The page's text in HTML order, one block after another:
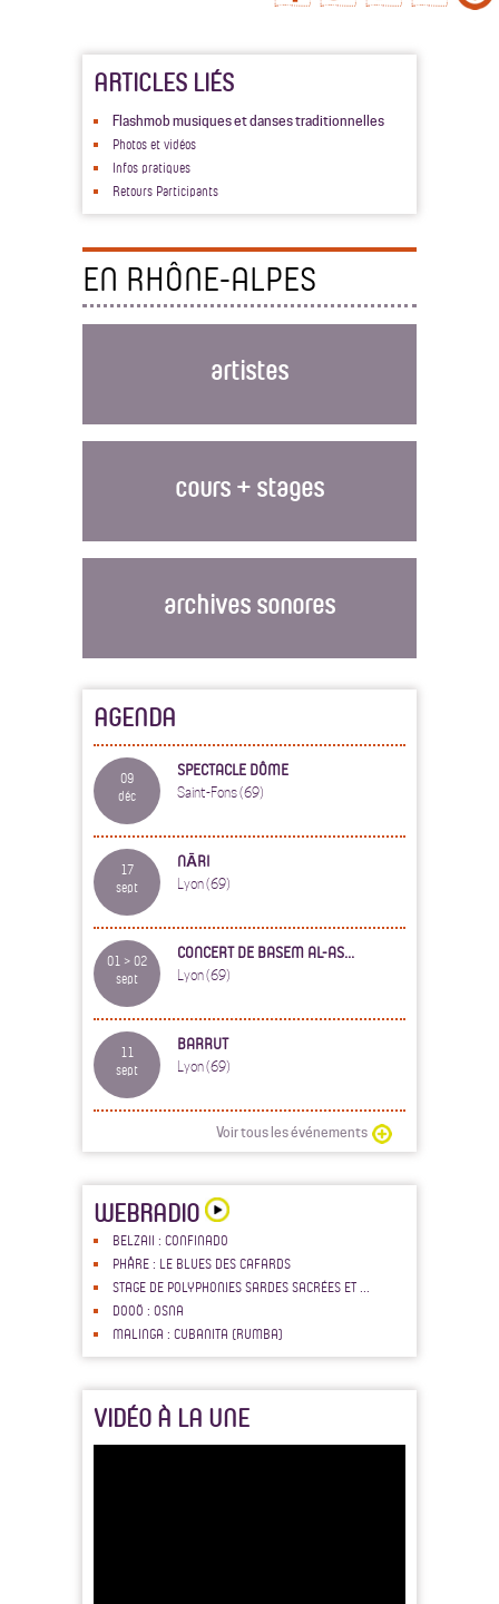
ARTICLES LIÉS
Flashmob musiques et danses traditionnelles
Photos et vidéos
Infos pratiques
Retours Participants
EN RHÔNE-ALPES
artistes
cours + stages
archives sonores
AGENDA
09
déc
SPECTACLE DÔME
Saint-Fons (69)
17
sept
NĀRI
Lyon (69)
01 > 02
sept
CONCERT DE BASEM AL-AS...
Lyon (69)
11
sept
BARRUT
Lyon (69)
Voir tous les événements
WEBRADIO
BELZAII : CONFINADO
PHÅRE : LE BLUES DES CAFARDS
STAGE DE POLYPHONIES SARDES SACRÉES ET ...
DOOÖ : OSNA
MALINGA : CUBANITA (RUMBA)
VIDÉO À LA UNE